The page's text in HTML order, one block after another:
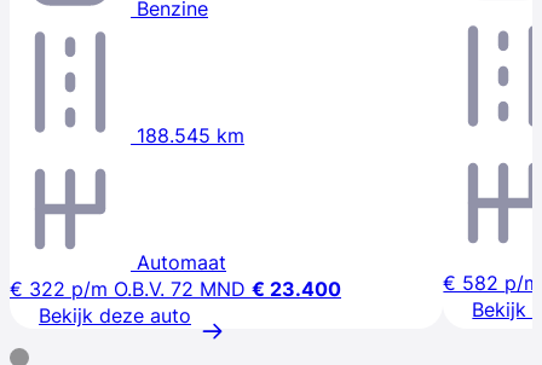
Benzine
188.545 km
Automaat
€ 322 p/m O.B.V. 72 MND € 23.400
Bekijk deze auto
€ 582 p/m
Bekijk